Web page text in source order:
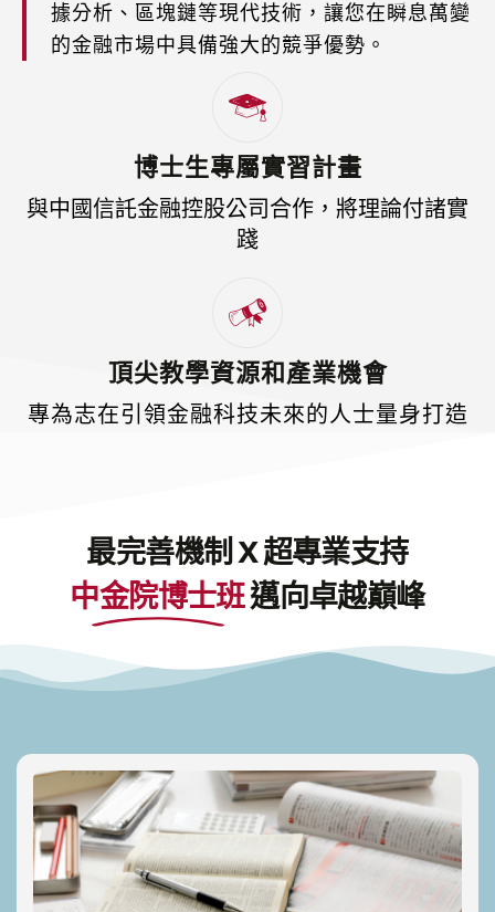
據分析、區塊鏈等現代技術，讓您在瞬息萬變
的金融市場中具備強大的競爭優勢。
博士生專屬實習計畫
與中國信託金融控股公司合作，將理論付諸實
踐
頂尖教學資源和產業機會
專為志在引領金融科技未來的人士量身打造
最完善機制 X 超專業支持
中金院博士班邁向卓越巔峰